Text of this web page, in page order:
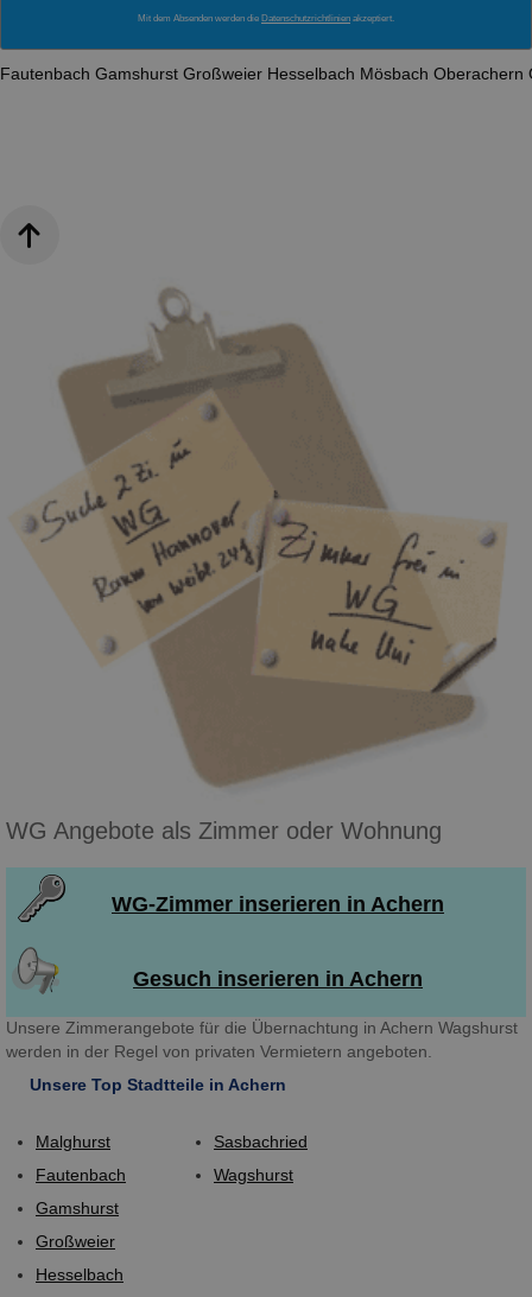
Mit dem Absenden werden die Datenschutzrichtlinien akzeptiert.
Fautenbach Gamshurst Großweier Hesselbach Mösbach Oberachern
WG Angebote als Zimmer oder Wohnung
WG-Zimmer inserieren in Achern
Gesuch inserieren in Achern
Unsere Zimmerangebote für die Übernachtung in Achern Wagshurst
werden in der Regel von privaten Vermietern angeboten.
Unsere Top Stadtteile in Achern
Malghurst
Fautenbach
Gamshurst
Großweier
Hesselbach
Sasbachried
Wagshurst